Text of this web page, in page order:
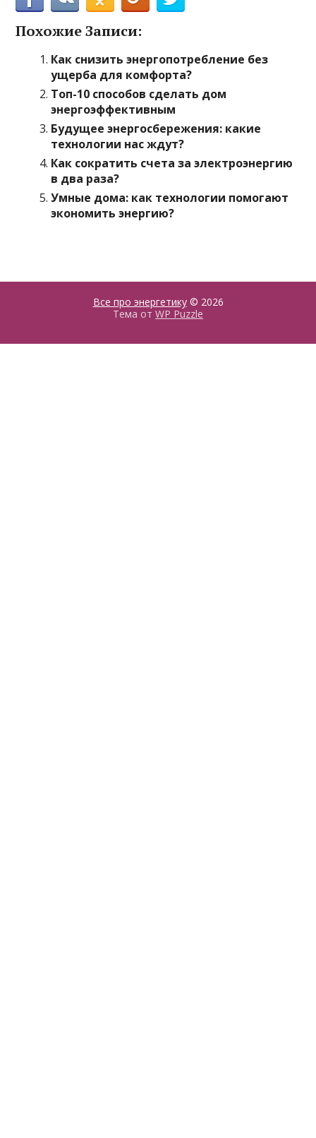
Похожие Записи:
Как снизить энергопотребление без
ущерба для комфорта?
Топ-10 способов сделать дом
энергоэффективным
Будущее энергосбережения: какие
технологии нас ждут?
Как сократить счета за электроэнергию
в два раза?
Умные дома: как технологии помогают
экономить энергию?
Все про энергетику© 2026
Тема от WP Puzzle